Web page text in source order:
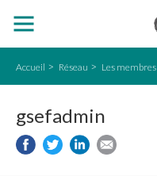
Accueil Réseau Les membres
gsefadmin